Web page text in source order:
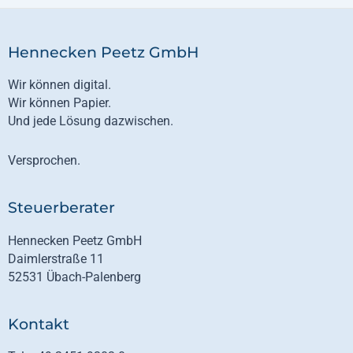
Hennecken Peetz GmbH
Wir können digital.
Wir können Papier.
Und jede Lösung dazwischen.
Versprochen.
Steuerberater
Hennecken Peetz GmbH
Daimlerstraße 11
52531 Übach-Palenberg
Kontakt